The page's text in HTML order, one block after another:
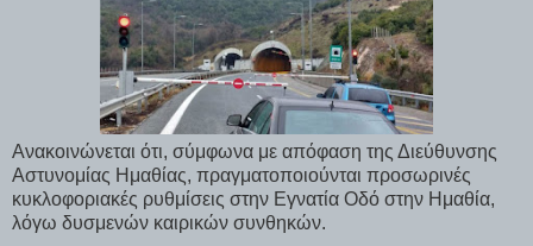
Ανακοινώνεται ότι, σύμφωνα με απόφαση της Διεύθυνσης
Αστυνομίας Ημαθίας, πραγματοποιούνται προσωρινές
κυκλοφοριακές ρυθμίσεις στην Εγνατία Οδό στην Ημαθία,
λόγω δυσμενών καιρικών συνθηκών.